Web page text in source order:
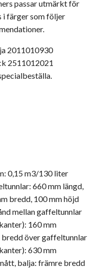
passar utmärkt för
i färger som följer
2011010930
2511012021
0,15 m3/130 liter
660 mm längd,
bredd, 100 mm höjd
mellan gaffeltunnlar
160 mm
bredd över gaffeltunnlar
630 mm
balja: främre bredd